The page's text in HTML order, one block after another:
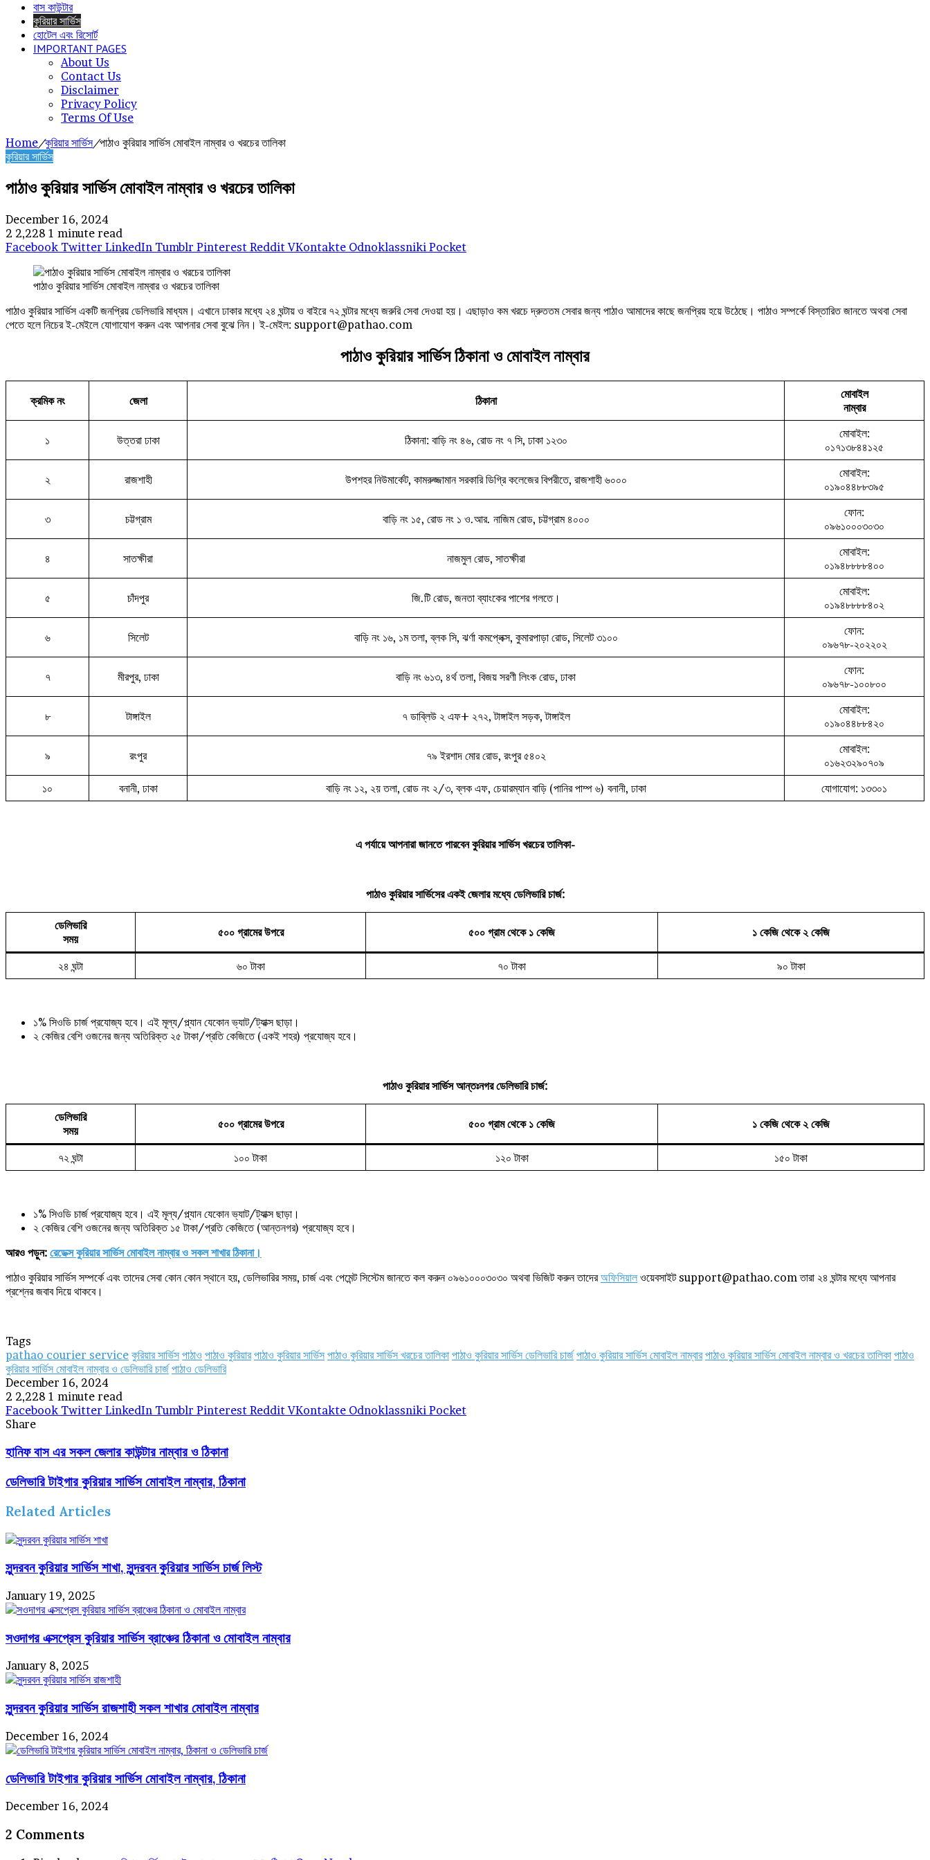
বাস কাউন্টার
কুরিয়ার সার্ভিস
হোটেল এবং রিসোর্ট
IMPORTANT PAGES
About Us
Contact Us
Disclaimer
Privacy Policy
Terms Of Use
Home/কুরিয়ার সার্ভিস/পাঠাও কুরিয়ার সার্ভিস মোবাইল নাম্বার ও খরচের তালিকা
কুরিয়ার সার্ভিস
পাঠাও কুরিয়ার সার্ভিস মোবাইল নাম্বার ও খরচের তালিকা
December 16, 2024
2 2,228 1 minute read
Facebook Twitter LinkedIn Tumblr Pinterest Reddit VKontakte Odnoklassniki Pocket
পাঠাও কুরিয়ার সার্ভিস মোবাইল নাম্বার ও খরচের তালিকা
পাঠাও কুরিয়ার সার্ভিস একটি জনপ্রিয় ডেলিভারি মাধ্যম। এখানে ঢাকার মধ্যে ২৪ ঘন্টায় ও বাইরে ৭২ ঘন্টার মধ্যে জরুরি সেবা দেওয়া হয়। এছাড়াও কম খরচে দ্রুততম সেবার জন্য পাঠাও আমাদের কাছে জনপ্রিয় হয়ে উঠেছে। পাঠাও সম্পর্কে বিস্তারিত জানতে অথবা সেবা
পেতে হলে নিচের ই-মেইলে যোগাযোগ করুন এবং আপনার সেবা বুঝে নিন। ই-মেইল: support@pathao.com
পাঠাও কুরিয়ার সার্ভিস ঠিকানা ও মোবাইল নাম্বার
ক্রমিক নং জেলা ঠিকানা
মোবাইল
নাম্বার
১ উত্তরা ঢাকা ঠিকানা: বাড়ি নং ৪৬, রোড নং ৭ সি, ঢাকা ১২৩০
মোবাইল:
০১৭১৩৮৪৪১২৫
২ রাজশাহী উপশহর নিউমার্কেট, কামরুজ্জামান সরকারি ডিগ্রি কলেজের বিপরীতে, রাজশাহী ৬০০০
মোবাইল:
০১৯০৪৪৮৮৩৯৫
৩ চট্টগ্রাম বাড়ি নং ১৫, রোড নং ১ ও.আর. নাজিম রোড, চট্টগ্রাম ৪০০০
ফোন:
০৯৬১০০০৩০৩০
৪ সাতক্ষীরা নাজমুল রোড, সাতক্ষীরা
মোবাইল:
০১৯৪৮৮৮৮৪০০
৫ চাঁদপুর জি.টি রোড, জনতা ব্যাংকের পাশের গলতে।
মোবাইল:
০১৯৪৮৮৮৮৪০২
৬ সিলেট বাড়ি নং ১৬, ১ম তলা, ব্লক সি, ঝর্ণা কমপ্লেক্স, কুমারপাড়া রোড, সিলেট ৩১০০
ফোন:
০৯৬৭৮-২০২২০২
৭ মীরপুর, ঢাকা বাড়ি নং ৬১৩, ৪র্থ তলা, বিজয় সরণী লিংক রোড, ঢাকা
ফোন:
০৯৬৭৮-১০০৮০০
৮ টাঙ্গাইল ৭ ডাব্লিউ ২ এফ+ ২৭২, টাঙ্গাইল সড়ক, টাঙ্গাইল
মোবাইল:
০১৯০৪৪৮৮৪২০
৯ রংপুর ৭৯ ইরশাদ মোর রোড, রংপুর ৫৪০২
মোবাইল:
০১৬২৩২৯০৭০৯
১০
বনানী, ঢাকা বাড়ি নং ১২, ২য় তলা, রোড নং ২/৩, ব্লক এফ, চেয়ারম্যান বাড়ি (পানির পাম্প ৬) বনানী, ঢাকা যোগাযোগ: ১৩৩০১
এ পর্যায়ে আপনারা জানতে পারবেন কুরিয়ার সার্ভিস খরচের তালিকা-
পাঠাও কুরিয়ার সার্ভিসের একই জেলার মধ্যে ডেলিভারি চার্জ:
ডেলিভারি
সময়
৫০০ গ্রামের উপরে ৫০০ গ্রাম থেকে ১ কেজি ১ কেজি থেকে ২ কেজি
২৪ ঘন্টা ৬০ টাকা ৭০ টাকা ৯০ টাকা
১% সিওডি চার্জ প্রযোজ্য হবে। এই মূল্য/প্ল্যান যেকোন ভ্যাট/ট্যাক্স ছাড়া।
২ কেজির বেশি ওজনের জন্য অতিরিক্ত ২৫ টাকা/প্রতি কেজিতে (একই শহর) প্রযোজ্য হবে।
পাঠাও কুরিয়ার সার্ভিস আন্তঃনগর ডেলিভারি চার্জ:
ডেলিভারি
সময়
৫০০ গ্রামের উপরে ৫০০ গ্রাম থেকে ১ কেজি ১ কেজি থেকে ২ কেজি
৭২ ঘন্টা ১০০ টাকা ১২০ টাকা ১৫০ টাকা
১% সিওডি চার্জ প্রযোজ্য হবে। এই মূল্য/প্ল্যান যেকোন ভ্যাট/ট্যাক্স ছাড়া।
২ কেজির বেশি ওজনের জন্য অতিরিক্ত ১৫ টাকা/প্রতি কেজিতে (আন্তনগর) প্রযোজ্য হবে।
আরও পড়ুন: রেডেক্স কুরিয়ার সার্ভিস মোবাইল নাম্বার ও সকল শাখার ঠিকানা।
পাঠাও কুরিয়ার সার্ভিস সম্পর্কে এবং তাদের সেবা কোন কোন স্থানে হয়, ডেলিভারির সময়, চার্জ এবং পেমেন্ট সিস্টেম জানতে কল করুন ০৯৬১০০০৩০৩০ অথবা ভিজিট করুন তাদেরঅফিসিয়াল ওয়েবসাইট support@pathao.com তারা ২৪ ঘন্টার মধ্যে আপনার
প্রশ্নের জবাব দিয়ে থাকবে।
Tags
pathao courier service কুরিয়ার সার্ভিস পাঠাও পাঠাও কুরিয়ার পাঠাও কুরিয়ার সার্ভিস পাঠাও কুরিয়ার সার্ভিস খরচের তালিকা পাঠাও কুরিয়ার সার্ভিস ডেলিভারি চার্জ পাঠাও কুরিয়ার সার্ভিস মোবাইল নাম্বার পাঠাও কুরিয়ার সার্ভিস মোবাইল নাম্বার ও খরচের তালিকা পাঠাও
কুরিয়ার সার্ভিস মোবাইল নাম্বার ও ডেলিভারি চার্জ পাঠাও ডেলিভারি
December 16, 2024
2 2,228 1 minute read
Facebook Twitter LinkedIn Tumblr Pinterest Reddit VKontakte Odnoklassniki Pocket
Share
via
হানিফ বাস এর সকল জেলার কাউন্টার নাম্বার ও ঠিকানা
ডেলিভারি টাইগার কুরিয়ার সার্ভিস মোবাইল নাম্বার, ঠিকানা
Related Articles
সুন্দরবন কুরিয়ার সার্ভিস শাখা, সুন্দরবন কুরিয়ার সার্ভিস চার্জ লিস্ট
January 19, 2025
সওদাগর এক্সপ্রেস কুরিয়ার সার্ভিস ব্রাঞ্চের ঠিকানা ও মোবাইল নাম্বার
January 8, 2025
সুন্দরবন কুরিয়ার সার্ভিস রাজশাহী সকল শাখার মোবাইল নাম্বার
December 16, 2024
ডেলিভারি টাইগার কুরিয়ার সার্ভিস মোবাইল নাম্বার, ঠিকানা
December 16, 2024
2 Comments